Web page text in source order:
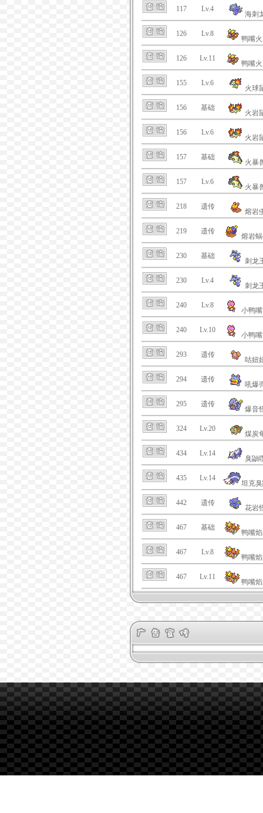
117 Lv.4
海刺
126 Lv.8
鸭嘴
126 Lv.11
鸭嘴
155 Lv.6
火球
156 基础
火岩
156 Lv.6
火岩
157 基础
火暴
157 Lv.6
火暴
218 遗传
熔岩
219 遗传
熔岩
230 基础
刺龙
230 Lv.4
刺龙
240 Lv.8
小鸭
240 Lv.10
小鸭
293 遗传
咕妞
294 遗传
吼爆
295 遗传
爆音
324 Lv.20
煤炭
434 Lv.14
臭鼬
435 Lv.14
坦克
442 遗传
花岩
467 基础
鸭嘴
467 Lv.8
鸭嘴
467 Lv.11
鸭嘴